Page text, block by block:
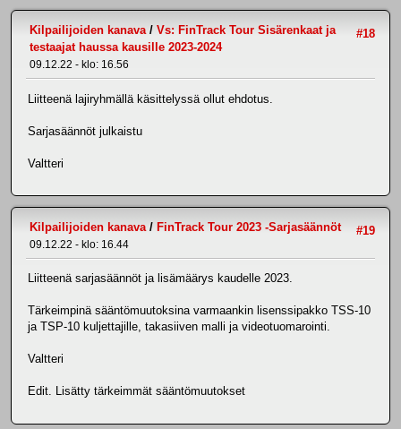
#18
Kilpailijoiden kanava/ Vs: FinTrack Tour Sisärenkaat ja
testaajat haussa kausille 2023-2024
09.12.22 - klo: 16.56
Liitteenä lajiryhmällä käsittelyssä ollut ehdotus.
Sarjasäännöt julkaistu
Valtteri
#19
Kilpailijoiden kanava/ FinTrack Tour 2023 -Sarjasäännöt
09.12.22 - klo: 16.44
Liitteenä sarjasäännöt ja lisämäärys kaudelle 2023.
Tärkeimpinä sääntömuutoksina varmaankin lisenssipakko TSS-10
ja TSP-10 kuljettajille, takasiiven malli ja videotuomarointi.
Valtteri
Edit. Lisätty tärkeimmät sääntömuutokset